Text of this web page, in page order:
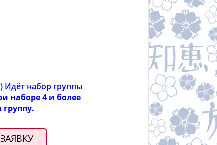
Идёт набор группы
наборе 4 и более
группу.